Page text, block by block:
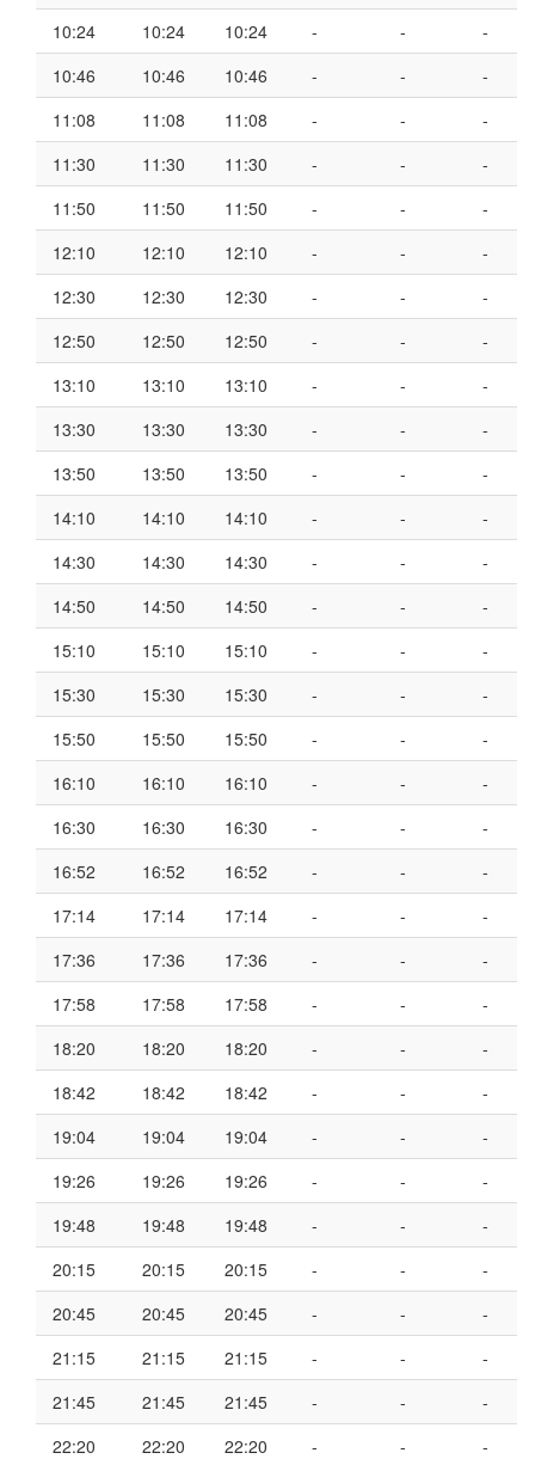
10:24
10:24 10:24 - -
-
10:46
10:46 10:46 - -
-
11:08
11:08 11:08 - -
-
11:30
11:30 11:30 - -
-
11:50
11:50 11:50 - -
-
12:10
12:10 12:10 - -
-
12:30
12:30 12:30 - -
-
12:50
12:50 12:50 - -
-
13:10
13:10 13:10 - -
-
13:30
13:30 13:30 - -
-
13:50
13:50 13:50 - -
-
14:10
14:10 14:10 - -
-
14:30
14:30 14:30 - -
-
14:50
14:50 14:50 - -
-
15:10
15:10 15:10 - -
-
15:30
15:30 15:30 - -
-
15:50
15:50 15:50 - -
-
16:10
16:10 16:10 - -
-
16:30
16:30 16:30 - -
-
16:52
16:52 16:52 - -
-
17:14
17:14 17:14 - -
-
17:36
17:36 17:36 - -
-
17:58
17:58 17:58 - -
-
18:20
18:20 18:20 - -
-
18:42
18:42 18:42 - -
-
19:04
19:04 19:04 - -
-
19:26
19:26 19:26 - -
-
19:48
19:48 19:48 - -
-
20:15
20:15 20:15 - -
-
20:45
20:45 20:45 - -
-
21:15
21:15 21:15 - -
-
21:45
21:45 21:45 - -
-
22:20
22:20 22:20 - -
-